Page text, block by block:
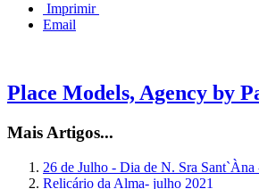
Imprimir
Email
Place Models, Agency by
Mais Artigos...
26 de Julho - Dia de N. Sra Sant`Àna
Relicário da Alma- julho 2021